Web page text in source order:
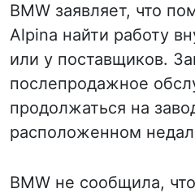
BMW заявляет, что
Alpina найти работу
или у поставщиков.
послепродажное
продолжаться на
расположенном
BMW не сообщила,